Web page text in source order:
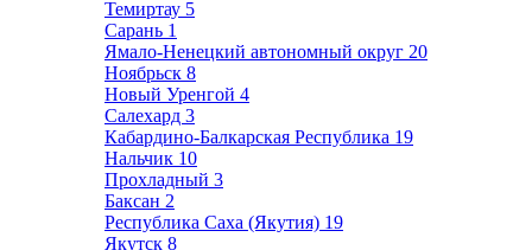
Темиртау 5
Сарань 1
Ямало-Ненецкий автономный округ 20
Ноябрьск 8
Новый Уренгой 4
Салехард 3
Кабардино-Балкарская Республика 19
Нальчик 10
Прохладный 3
Баксан 2
Республика Саха (Якутия) 19
Якутск 8